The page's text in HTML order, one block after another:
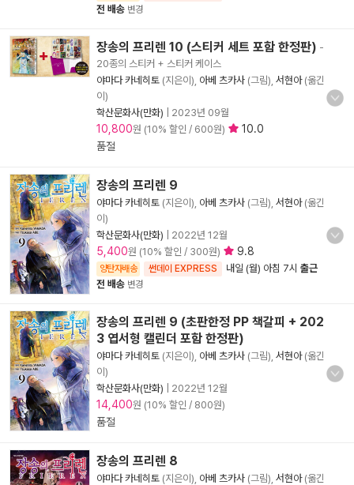
전 배송 변경
장송의 프리렌 10 (스티커 세트 포함 한정판) -
20종의 스티커 + 스티커 케이스
야마다 카네히토 (지은이), 아베 츠카사 (그림), 서현아(옮긴
이)
학산문화사(만화)
2023년 09월
10,800원 (10% 할인 / 600원)
10.0
품절
장송의 프리렌 9
야마다 카네히토 (지은이), 아베 츠카사 (그림), 서현아(옮긴
이)
학산문화사(만화)
2022년 12월
5,400원 (10% 할인 / 300원) 9.8
양탄자배송 썬데이 EXPRESS 내일 (월) 아침 7시 출근
전 배송 변경
장송의 프리렌 9 (초판한정 PP 책갈피 + 202
3 엽서형 캘린더 포함 한정판)
야마다 카네히토 (지은이), 아베 츠카사 (그림), 서현아(옮긴
이)
학산문화사(만화)
2022년 12월
14,400원 (10% 할인 / 800원)
품절
장송의 프리렌 8
야마다 카네히토 (지은이), 아베 츠카사 (그림), 서현아(옮긴